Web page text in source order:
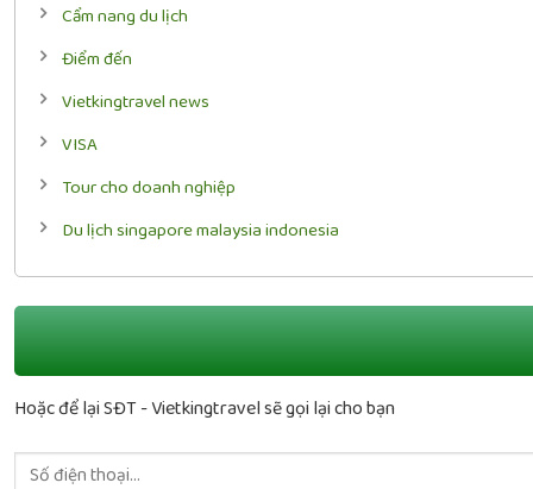
Cẩm nang du lịch
Điểm đến
Vietkingtravel news
VISA
Tour cho doanh nghiệp
Du lịch singapore malaysia indonesia
Hoặc để lại SĐT - Vietkingtravel sẽ gọi lại cho bạn